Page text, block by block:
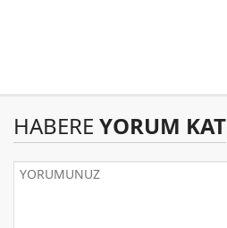
HABERE YORUM KAT